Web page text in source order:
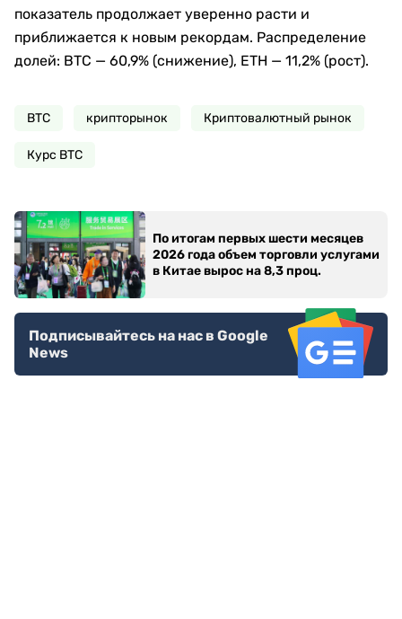
показатель продолжает уверенно расти и
приближается к новым рекордам. Распределение
долей: BTC — 60,9% (снижение), ETH — 11,2% (рост).
BTC крипторынок Криптовалютный рынок
Курс BTC
По итогам первых шести месяцев
2026 года объем торговли услугами
в Китае вырос на 8,3 проц.
Подписывайтесь на нас в Google
News